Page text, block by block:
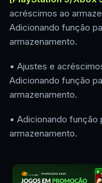
acréscimos ao
Adicionando função
armazenamento.
• Ajustes e
Adicionando função
armazenamento.
• Adicionando função
armazenamento.